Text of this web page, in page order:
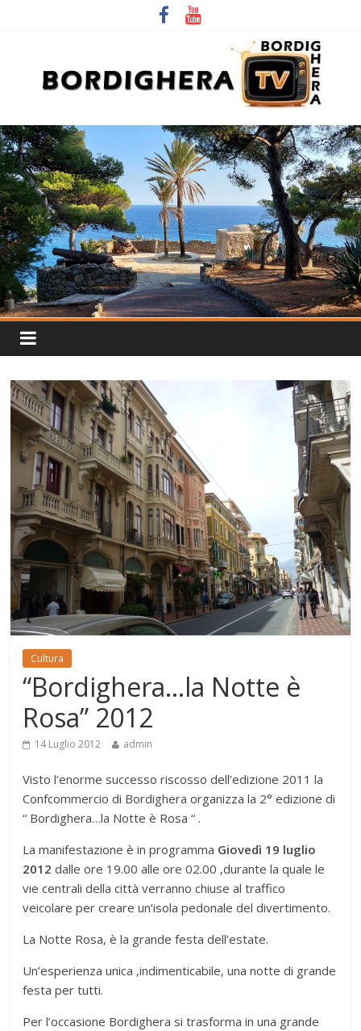
Cultura
“Bordighera…la Notte è
Rosa” 2012
14 Luglio 2012 admin
Visto l’enorme successo riscosso dell’edizione 2011 la
Confcommercio di Bordighera organizza la 2° edizione di
“ Bordighera…la Notte è Rosa “ .
La manifestazione è in programma Giovedì 19 luglio
2012 dalle ore 19.00 alle ore 02.00 ,durante la quale le
vie centrali della città verranno chiuse al traffico
veicolare per creare un’isola pedonale del divertimento.
La Notte Rosa, è la grande festa dell’estate.
Un’esperienza unica ,indimenticabile, una notte di grande
festa per tutti.
Per l’occasione Bordighera si trasforma in una grande